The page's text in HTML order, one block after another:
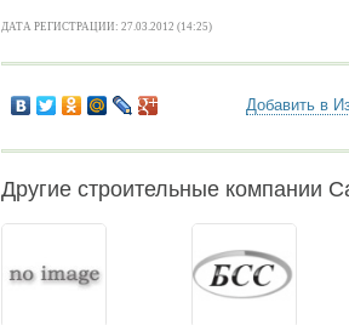
ДАТА РЕГИСТРАЦИИ: 27.03.2012 (14:25)
Добавить в
Другие строительные компании